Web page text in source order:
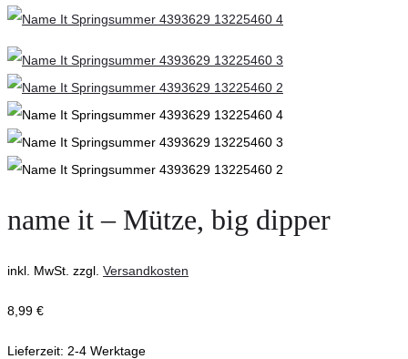
lilac
–
Shirt
kurzarm,
jet
stream
name it – Mütze, big dipper
inkl. MwSt. zzgl. Versandkosten
8,99 €
Lieferzeit: 2-4 Werktage